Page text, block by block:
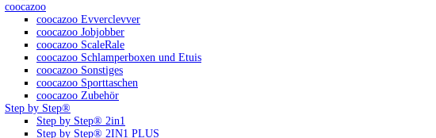
coocazoo
coocazoo Evverclevver
coocazoo Jobjobber
coocazoo ScaleRale
coocazoo Schlamperboxen und Etuis
coocazoo Sonstiges
coocazoo Sporttaschen
coocazoo Zubehör
Step by Step®
Step by Step® 2in1
Step by Step® 2IN1 PLUS